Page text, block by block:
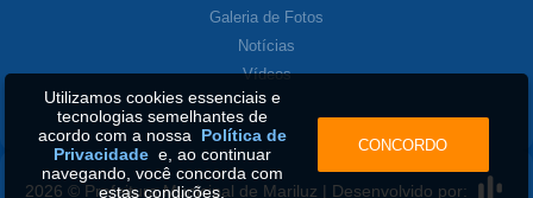
Galeria de Fotos
Notícias
Vídeos
2026 © Prefeitura Municipal de Mariluz | Desenvolvido por:
Utilizamos cookies essenciais e
tecnologias semelhantes de
acordo com a nossa Política de
Privacidadee, ao continuar
navegando, você concorda com
estas condições.
CONCORDO